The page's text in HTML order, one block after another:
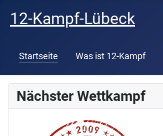
12-Kampf-Lübeck
Startseite Was ist 12-Kampf
Nächster Wettkampf